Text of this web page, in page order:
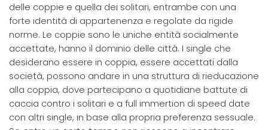
delle coppie e quella dei solitari, entrambe con una
forte identità di appartenenza e regolate da rigide
norme. Le coppie sono le uniche entità socialmente
accettate, hanno il dominio delle città. I single che
desiderano essere in coppia, essere accettati dalla
società, possono andare in una struttura di rieducazione
alla coppia, dove partecipano a quotidiane battute di
caccia contro i solitari e a full immertion di speed date
con altri single, in base alla propria preferenza sessuale.